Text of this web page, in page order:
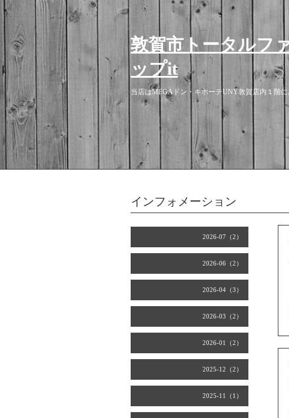
敦賀市トータルフ
ップit
当店はMEGAドン・キホーテUNY敦賀店内１階
2026-07（2）
2026-06（2）
2026-04（3）
2026-03（2）
2026-01（2）
2025-12（2）
2025-11（1）
インフォメーション